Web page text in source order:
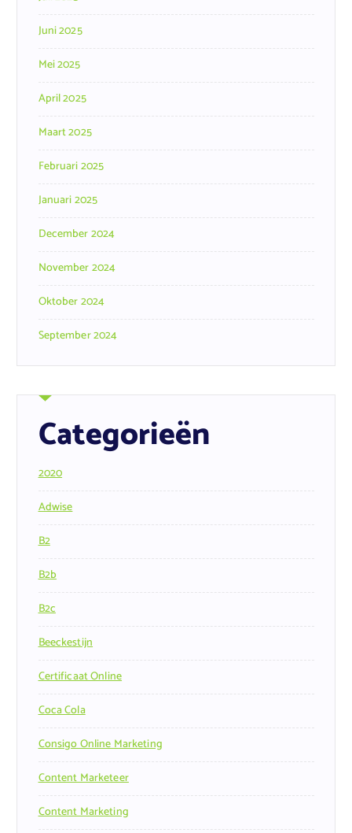
Juni 2025
Mei 2025
April 2025
Maart 2025
Februari 2025
Januari 2025
December 2024
November 2024
Oktober 2024
September 2024
Categorieën
2020
Adwise
B2
B2b
B2c
Beeckestijn
Certificaat Online
Coca Cola
Consigo Online Marketing
Content Marketeer
Content Marketing